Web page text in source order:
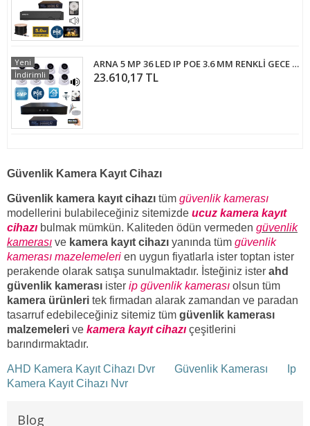
ARNA 5 MP 36 LED IP POE 3.6 MM RENKLİ GECE GÖRÜŞLÜ FULL HD 8'Lİ GÜVENLİK KAMERASI SETİ 500 GB HDD DAHİL - ST585001
23.610,17 TL
Yeni
İndirimli
Güvenlik Kamera Kayıt Cihazı
Güvenlik kamera kayıt cihazı tüm güvenlik kamerası
modellerini bulabileceğiniz sitemizde ucuz kamera kayıt
cihazı bulmak mümkün. Kaliteden ödün vermeden güvenlik
kamerası ve kamera kayıt cihazı yanında tüm güvenlik
kamerası mazelemeleri en uygun fiyatlarla ister toptan ister
perakende olarak satışa sunulmaktadır. İsteğiniz ister ahd
güvenlik kamerası ister ip güvenlik kamerası olsun tüm
kamera ürünleri tek firmadan alarak zamandan ve paradan
tasarruf edebileceğiniz sitemiz tüm güvenlik kamerası
malzemeleri ve kamera kayıt cihazı çeşitlerini
barındırmaktadır.
AHD Kamera Kayıt Cihazı Dvr Güvenlik Kamerası
Ip
Kamera Kayıt Cihazı Nvr
Blog